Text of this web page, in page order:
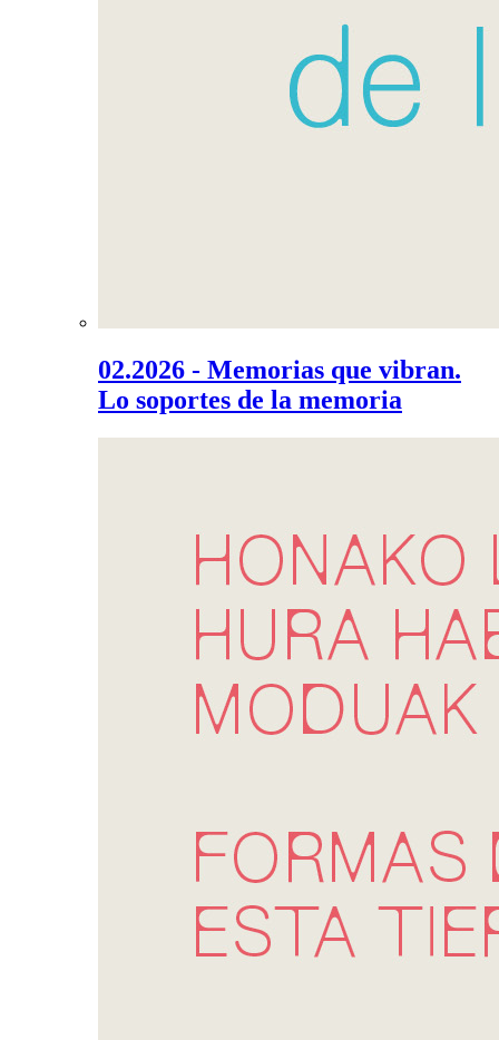
02.2026 - Memorias que vibran.
Lo soportes de la memoria